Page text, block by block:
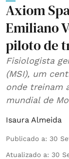
Axiom
Emiliano
piloto de
Fisiologista
(MSI), um
onde treinam
mundial de
Isaura Almeida
Publicado a: 30
Atualizado a: 30